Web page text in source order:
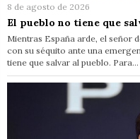
8 de agosto de 2026
El pueblo no tiene que
Mientras España arde, el señor
con su séquito ante una
tiene que salvar al pueblo. Para…